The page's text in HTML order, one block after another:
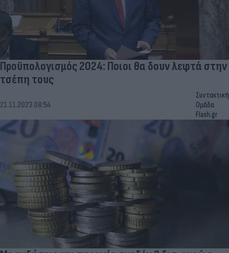
Προϋπολογισμός 2024: Ποιοι θα δουν λεφτά στην
τσέπη τους
21.11.2023 08:54
Συντακτική
Ομάδα
Flash.gr